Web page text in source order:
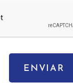
ENVIAR